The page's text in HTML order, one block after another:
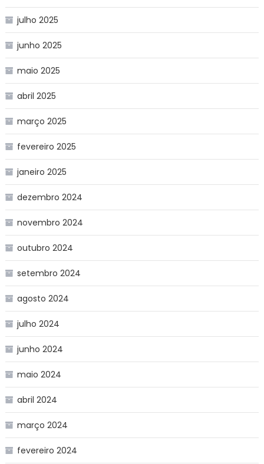
julho 2025
junho 2025
maio 2025
abril 2025
março 2025
fevereiro 2025
janeiro 2025
dezembro 2024
novembro 2024
outubro 2024
setembro 2024
agosto 2024
julho 2024
junho 2024
maio 2024
abril 2024
março 2024
fevereiro 2024